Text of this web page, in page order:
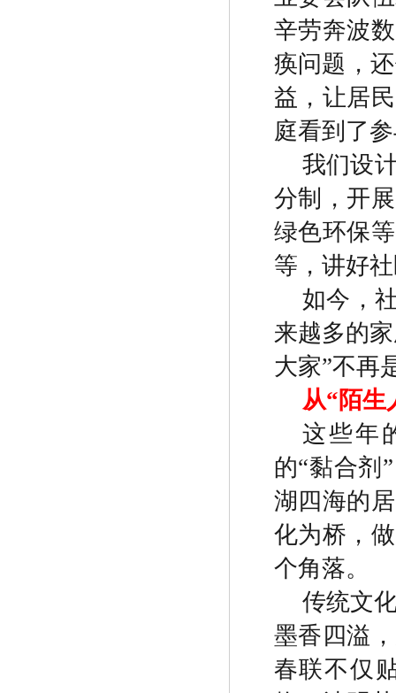
辛劳奔波
痪问题，
益，让居
庭看到了
我们设
分制，开展
绿色环保
等，讲好
如今，
来越多的
大家”不再
从“陌生
这些年
的“黏合剂 ”
湖四海的
化为桥，
个角落。
传统文
墨香四溢
春联不仅